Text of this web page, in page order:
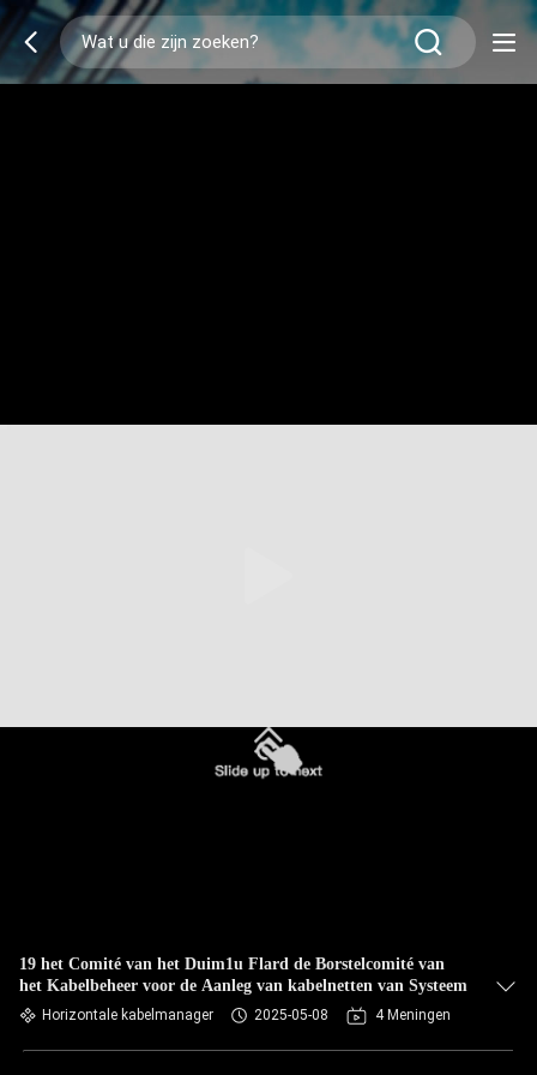
19 het Comité van het Duim1u Flard de Borstelcomité van
het Kabelbeheer voor de Aanleg van kabelnetten van Systeem
Horizontale kabelmanager 2025-05-08 4 Meningen